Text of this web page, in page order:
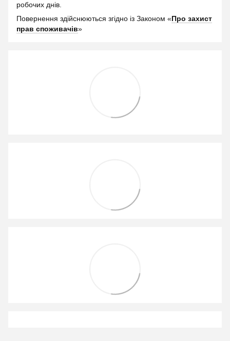
робочих днів.
Повернення здійснюються згідно із Законом «Про захист
прав споживачів»